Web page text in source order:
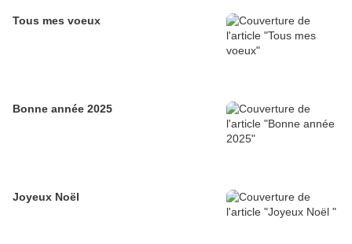
Tous mes voeux
Bonne année 2025
Joyeux Noël